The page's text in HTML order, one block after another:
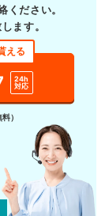
ください。
ます。
える
24h
対応
）